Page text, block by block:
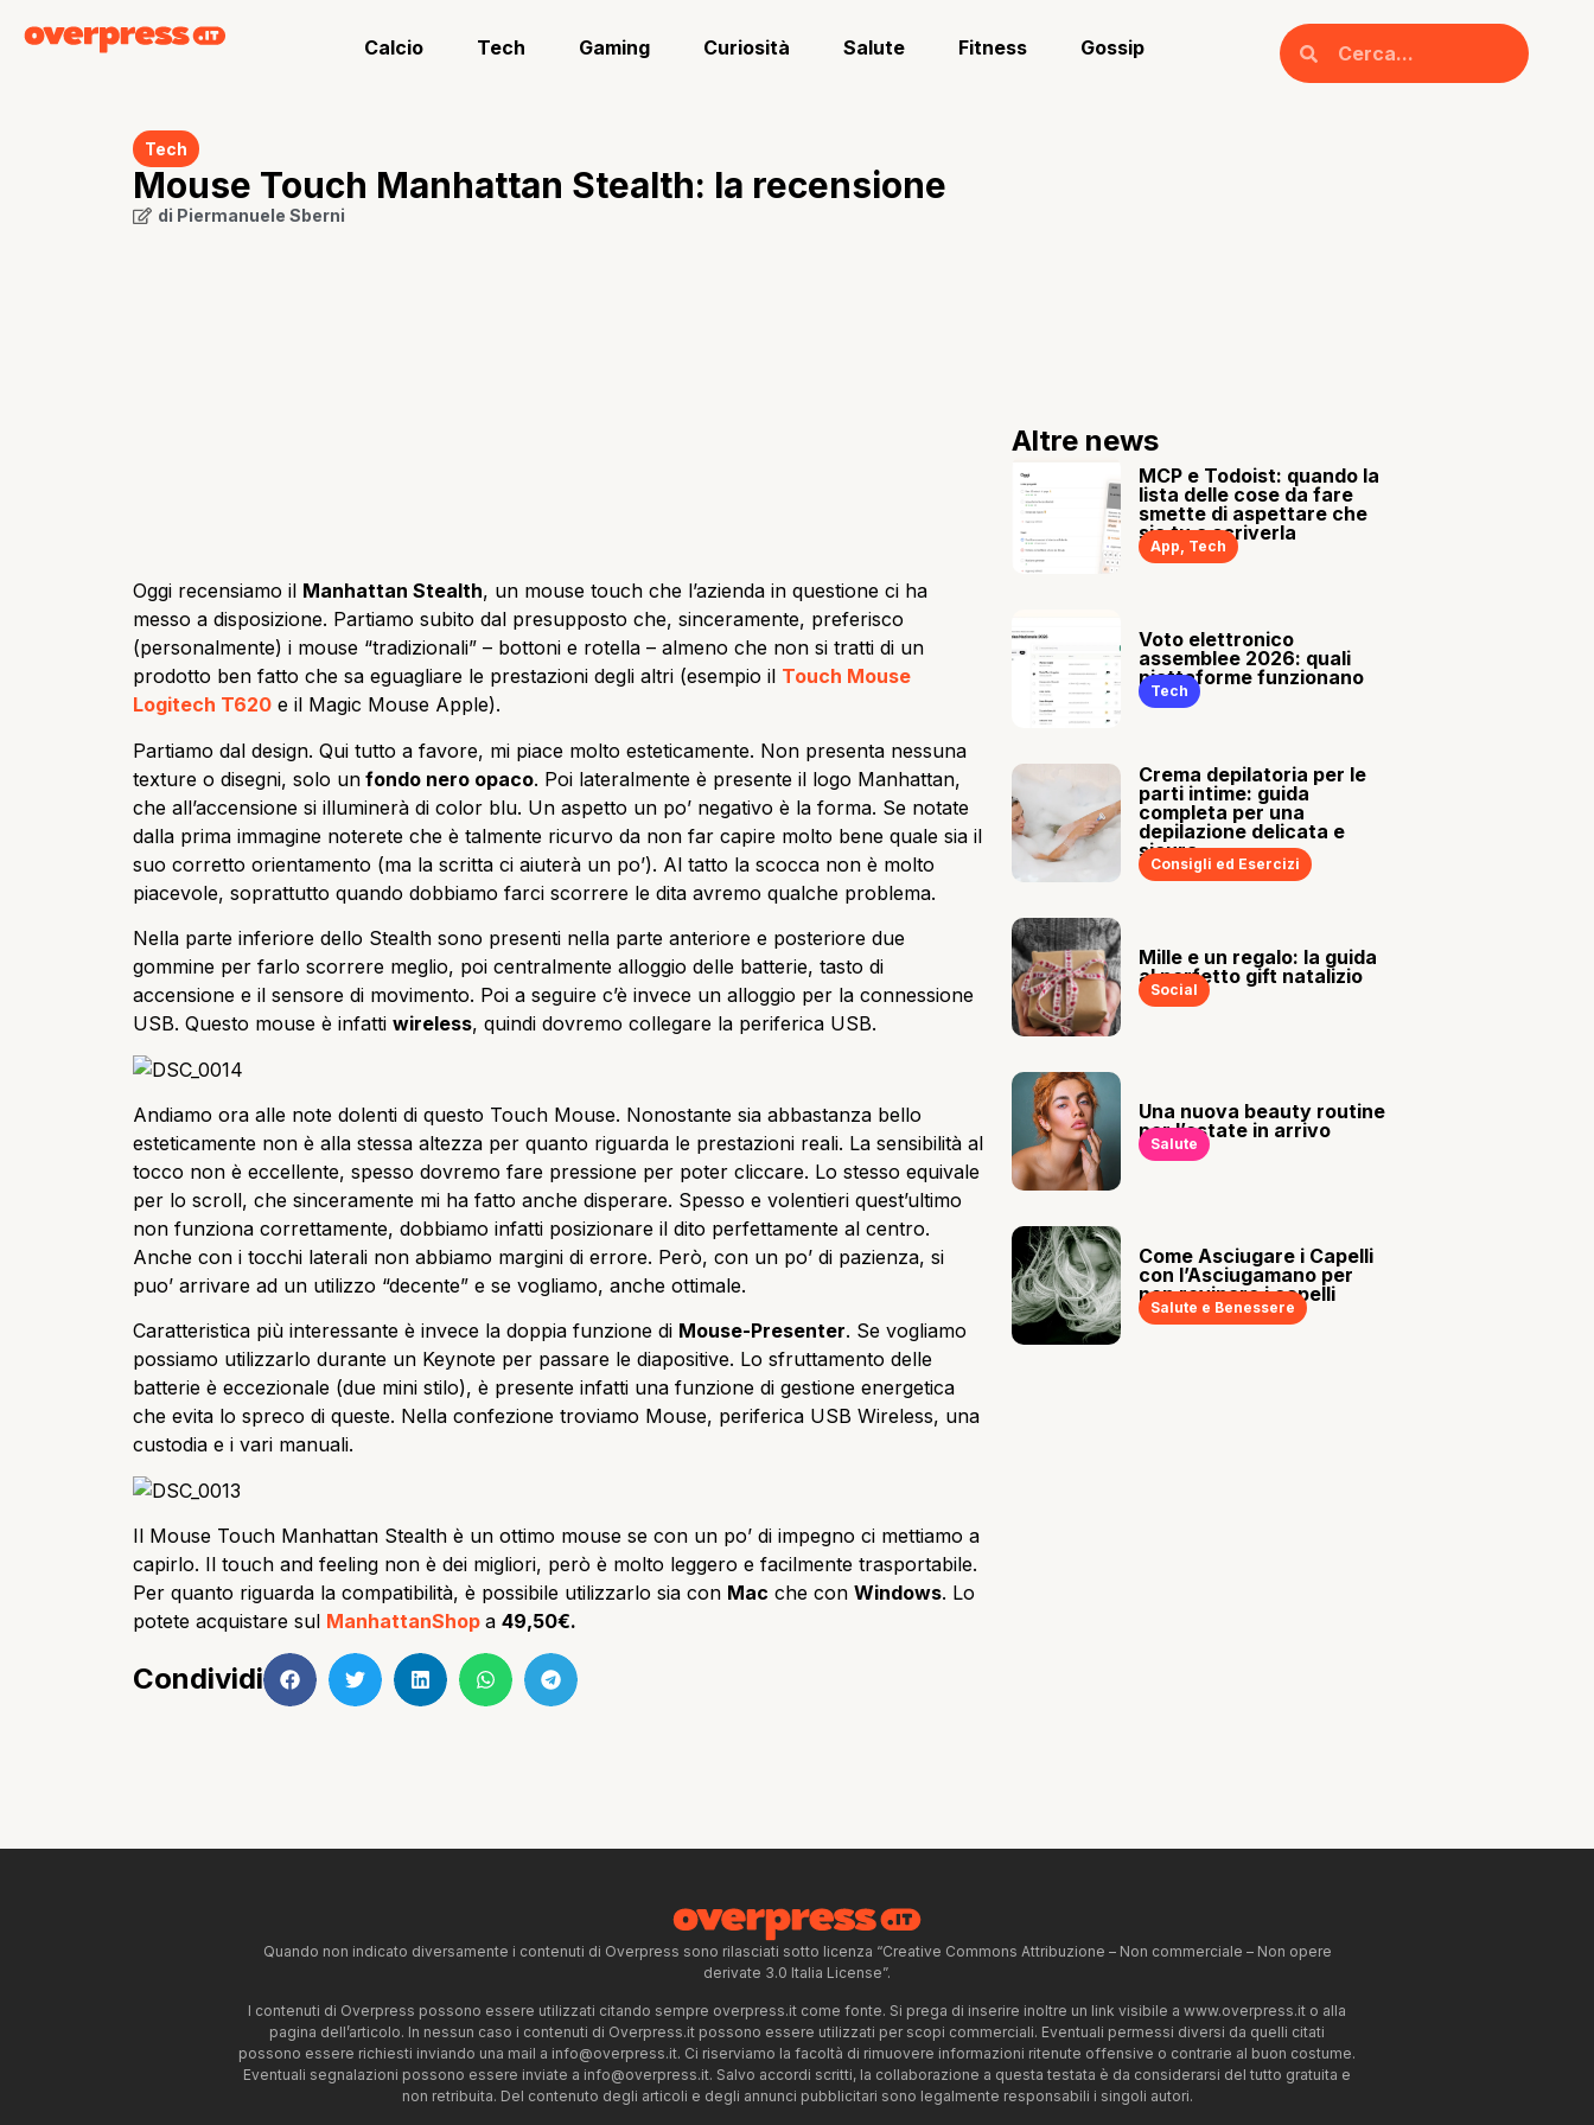
Calcio Tech Gaming Curiosità Salute Fitness Gossip
Tech
Mouse Touch Manhattan Stealth: la recensione
di Piermanuele Sberni
Oggi recensiamo il Manhattan Stealth, un mouse touch che l’azienda in questione ci ha
messo a disposizione. Partiamo subito dal presupposto che, sinceramente, preferisco
(personalmente) i mouse “tradizionali” – bottoni e rotella – almeno che non si tratti di un
prodotto ben fatto che sa eguagliare le prestazioni degli altri (esempio il Touch Mouse
Logitech T620 e il Magic Mouse Apple).
Partiamo dal design. Qui tutto a favore, mi piace molto esteticamente. Non presenta nessuna
texture o disegni, solo un fondo nero opaco. Poi lateralmente è presente il logo Manhattan,
che all’accensione si illuminerà di color blu. Un aspetto un po’ negativo è la forma. Se notate
dalla prima immagine noterete che è talmente ricurvo da non far capire molto bene quale sia il
suo corretto orientamento (ma la scritta ci aiuterà un po’). Al tatto la scocca non è molto
piacevole, soprattutto quando dobbiamo farci scorrere le dita avremo qualche problema.
Nella parte inferiore dello Stealth sono presenti nella parte anteriore e posteriore due
gommine per farlo scorrere meglio, poi centralmente alloggio delle batterie, tasto di
accensione e il sensore di movimento. Poi a seguire c’è invece un alloggio per la connessione
USB. Questo mouse è infatti wireless, quindi dovremo collegare la periferica USB.
Andiamo ora alle note dolenti di questo Touch Mouse. Nonostante sia abbastanza bello
esteticamente non è alla stessa altezza per quanto riguarda le prestazioni reali. La sensibilità al
tocco non è eccellente, spesso dovremo fare pressione per poter cliccare. Lo stesso equivale
per lo scroll, che sinceramente mi ha fatto anche disperare. Spesso e volentieri quest’ultimo
non funziona correttamente, dobbiamo infatti posizionare il dito perfettamente al centro.
Anche con i tocchi laterali non abbiamo margini di errore. Però, con un po’ di pazienza, si
puo’ arrivare ad un utilizzo “decente” e se vogliamo, anche ottimale.
Caratteristica più interessante è invece la doppia funzione di Mouse-Presenter. Se vogliamo
possiamo utilizzarlo durante un Keynote per passare le diapositive. Lo sfruttamento delle
batterie è eccezionale (due mini stilo), è presente infatti una funzione di gestione energetica
che evita lo spreco di queste. Nella confezione troviamo Mouse, periferica USB Wireless, una
custodia e i vari manuali.
Il Mouse Touch Manhattan Stealth è un ottimo mouse se con un po’ di impegno ci mettiamo a
capirlo. Il touch and feeling non è dei migliori, però è molto leggero e facilmente trasportabile.
Per quanto riguarda la compatibilità, è possibile utilizzarlo sia con Mac che con Windows. Lo
potete acquistare sul ManhattanShop a 49,50€.
Condividi
Altre news
MCP e Todoist: quando la
lista delle cose da fare
smette di aspettare che
sia tu a scriverla
App, Tech
Voto elettronico
assemblee 2026: quali
piattaforme funzionano
Tech
Crema depilatoria per le
parti intime: guida
completa per una
depilazione delicata e
sicura
Consigli ed Esercizi
Mille e un regalo: la guida
al perfetto gift natalizio
Social
Una nuova beauty routine
per l’estate in arrivo
Salute
Come Asciugare i Capelli
con l’Asciugamano per
non rovinare i capelli
Salute e Benessere
Quando non indicato diversamente i contenuti di Overpress sono rilasciati sotto licenza “Creative Commons Attribuzione – Non commerciale – Non opere
derivate 3.0 Italia License”.
I contenuti di Overpress possono essere utilizzati citando sempre overpress.it come fonte. Si prega di inserire inoltre un link visibile a www.overpress.it o alla
pagina dell’articolo. In nessun caso i contenuti di Overpress.it possono essere utilizzati per scopi commerciali. Eventuali permessi diversi da quelli citati
possono essere richiesti inviando una mail a info@overpress.it. Ci riserviamo la facoltà di rimuovere informazioni ritenute offensive o contrarie al buon costume.
Eventuali segnalazioni possono essere inviate a info@overpress.it. Salvo accordi scritti, la collaborazione a questa testata è da considerarsi del tutto gratuita e
non retribuita. Del contenuto degli articoli e degli annunci pubblicitari sono legalmente responsabili i singoli autori.